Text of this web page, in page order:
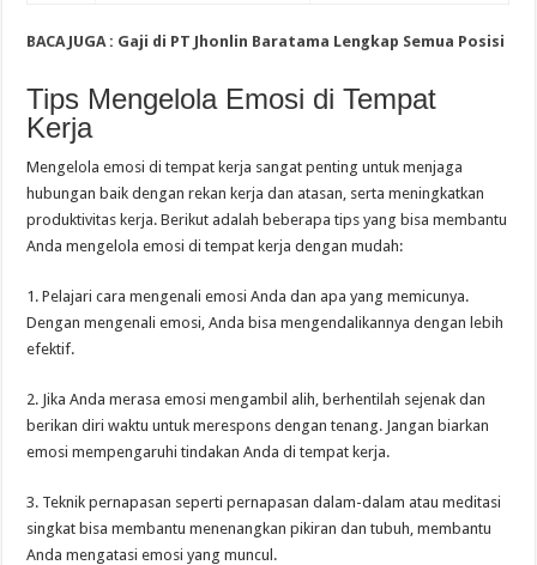
BACA JUGA : Gaji di PT Jhonlin Baratama Lengkap Semua Posisi
Tips Mengelola Emosi di Tempat
Kerja
Mengelola emosi di tempat kerja sangat penting untuk menjaga
hubungan baik dengan rekan kerja dan atasan, serta meningkatkan
produktivitas kerja. Berikut adalah beberapa tips yang bisa membantu
Anda mengelola emosi di tempat kerja dengan mudah:
1. Pelajari cara mengenali emosi Anda dan apa yang memicunya.
Dengan mengenali emosi, Anda bisa mengendalikannya dengan lebih
efektif.
2. Jika Anda merasa emosi mengambil alih, berhentilah sejenak dan
berikan diri waktu untuk merespons dengan tenang. Jangan biarkan
emosi mempengaruhi tindakan Anda di tempat kerja.
3. Teknik pernapasan seperti pernapasan dalam-dalam atau meditasi
singkat bisa membantu menenangkan pikiran dan tubuh, membantu
Anda mengatasi emosi yang muncul.